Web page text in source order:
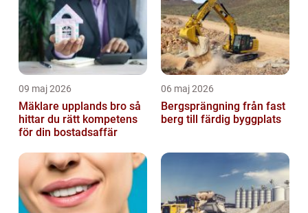
09 maj 2026
Mäklare upplands bro så
hittar du rätt kompetens
för din bostadsaffär
06 maj 2026
Bergsprängning från fast
berg till färdig byggplats